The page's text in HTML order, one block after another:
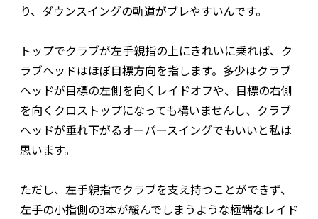
り、ダウンスイングの軌道がブレやすいんです。
トップでクラブが左手親指の上にきれいに乗れば、ク
ラブヘッドはほぼ目標方向を指します。多少はクラブ
ヘッドが目標の左側を向くレイドオフや、目標の右側
を向くクロストップになっても構いませんし、クラブ
ヘッドが垂れ下がるオーバースイングでもいいと私は
思います。
ただし、左手親指でクラブを支え持つことができず、
左手の小指側の3本が緩んでしまうような極端なレイド